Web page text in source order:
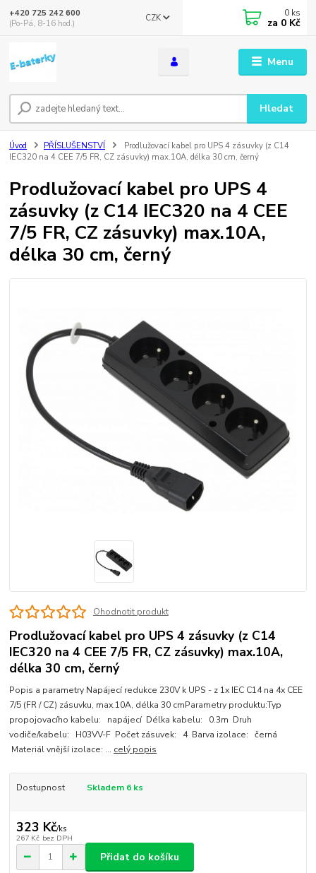
Menu
CZK
Hledat
+420 725 242 600
(Po-Pá, 8-16 hod.)
0 ks
za 0 Kč
Úvod PŘÍSLUŠENSTVÍ
Prodlužovací kabel pro UPS 4 zásuvky (z C14
IEC320 na 4 CEE 7/5 FR, CZ zásuvky) max.10A, délka 30 cm, černý
Prodlužovací kabel pro UPS 4
zásuvky (z C14 IEC320 na 4 CEE
7/5 FR, CZ zásuvky) max.10A,
délka 30 cm, černý
Ohodnotit produkt
Prodlužovací kabel pro UPS 4 zásuvky (z C14
IEC320 na 4 CEE 7/5 FR, CZ zásuvky) max.10A,
délka 30 cm, černý
Popis a parametry Napájecí redukce 230V k UPS - z 1x IEC C14 na 4x CEE
7/5 (FR / CZ) zásuvku, max.10A, délka 30 cmParametry produktu:Typ
propojovacího kabelu: napájecí Délka kabelu: 0.3m Druh
vodiče/kabelu: H03VV-F Počet zásuvek: 4 Barva izolace: černá
Materiál vnější izolace: ... celý popis
Dostupnost Skladem 6 ks
323 Kč/ks
267 Kč bez DPH
Přidat do košíku